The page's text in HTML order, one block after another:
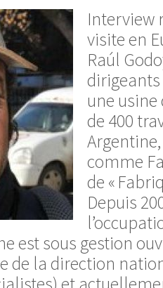
Interview
visite en
Raúl
une usine
de 400
comme
de «
Depuis
est sous gestion
de la direction